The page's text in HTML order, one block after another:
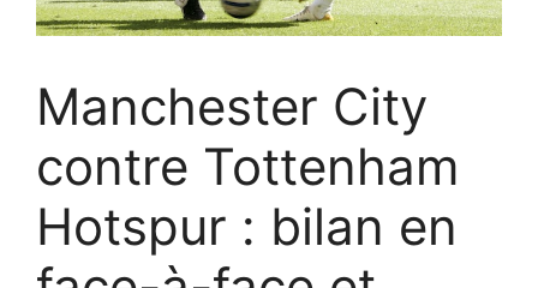
Manchester City
contre Tottenham
Hotspur : bilan en